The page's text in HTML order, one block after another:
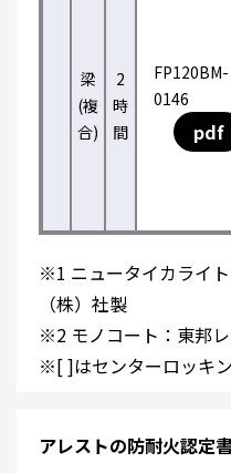
梁
(複
合)
2
時
間
FP120BM-
0146
pdf
※1 ニュータイカライ
（株）社製
※2 モノコート：東邦
※[ ]はセンターロッキ
アレストの防耐火認定